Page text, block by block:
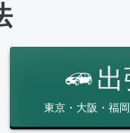
出
東京・大阪・福